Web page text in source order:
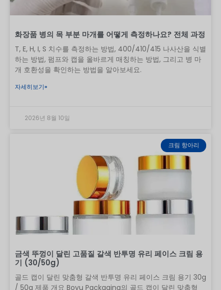
화장품 병의 목 부분 마개를 어떻게 측정하나요? 전체 과정
T, E, H, I, S 치수를 측정하는 방법, 400/410/415 나사산을 식별
하는 방법, 펌프와 캡을 올바르게 매칭하는 방법, 그리고 병 마
개 호환성을 확인하는 방법을 알아보세요.
자세히보기»
2026년 8월 10일
크림 항아리
금색 뚜껑이 달린 고품질 갈색 반투명 유리 페이스 크림 용
기 (30/50g)
골드 캡이 달린 맞춤형 갈색 반투명 유리 페이스 크림 용기 30g
/ 50g 제품 개요 Boyu Packaging의 골드 캡이 달린 맞춤형